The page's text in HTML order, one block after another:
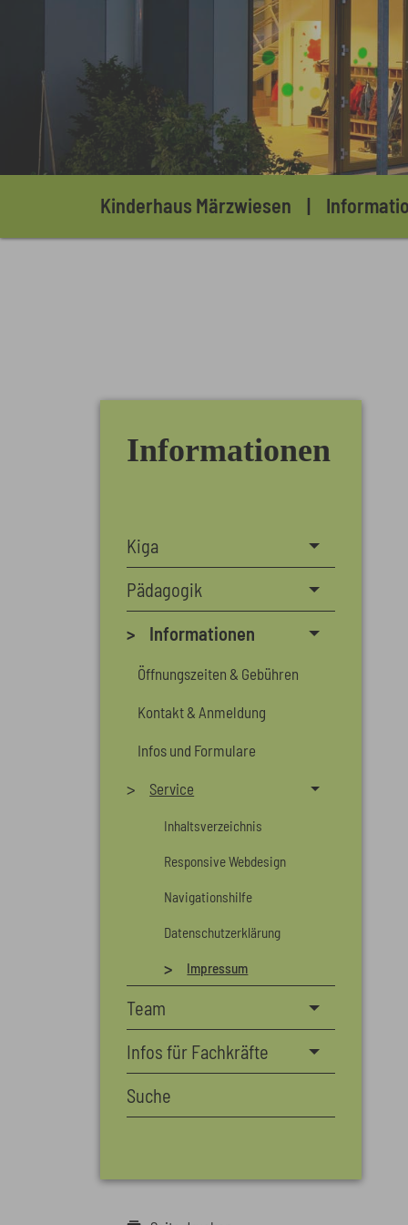
Kinderhaus Märzwiesen
Informationen
Kiga
Pädagogik
Informationen
Öffnungszeiten & Gebühren
Kontakt & Anmeldung
Infos und Formulare
Service
Inhaltsverzeichnis
Responsive Webdesign
Navigationshilfe
Datenschutzerklärung
Impressum
Team
Infos für Fachkräfte
Suche